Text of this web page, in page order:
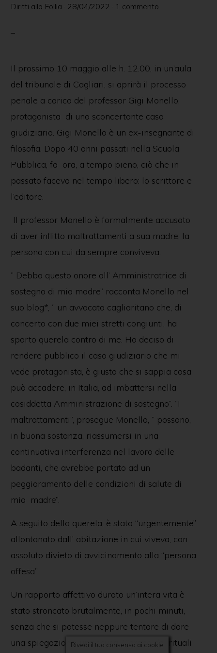
Diritti alla Follia · 28/04/2022 · 1 commento
Il prossimo 10 maggio alle h. 12.00, in un’aula
del tribunale di Cagliari, si aprirà il processo
penale a carico del professor Gigi Monello,
protagonista di uno sconcertante caso
giudiziario. Gigi Monello è un ex-insegnante di
filosofia. Dopo 40 anni passati nella Scuola
Pubblica, fa ora, a tempo pieno, ciò che in
passato faceva nel tempo libero: lo scrittore e
l’editore.
Il professor Monello è formalmente accusato
di aver inflitto maltrattamenti a sua madre, la
persona con cui da sempre conviveva.
” Debbo questo onore all’ Amministratrice di
sostegno di mia madre” racconta Monello nel
suo blog*, ” un avvocato cagliaritano che, di
concerto con due miei stretti congiunti, ha
sporto querela contro di me. Ho deciso di
rendere pubblico il caso giudiziario che mi
vede protagonista, è giusto che si sappia cosa
può accadere, in Italia, ad imbattersi nella
cosiddetta Amministrazione di sostegno”. “I
maltrattamenti”, prosegue Monello, ” possono,
in buona sostanza, riassumersi in una
continuativa interferenza nel lavoro delle
badanti, che avrebbe portato ad un
peggioramento delle condizioni di salute di
mia madre”.
A seguito della querela, è stato “urgentemente”
allontanato dall’ abitazione in cui viveva, con
assoluto divieto di avvicinamento alla “persona
offesa”.
Un rapporto affettivo durato un’intera vita è
stato stroncato brutalmente, in pochi minuti,
senza che si potesse neppure tentare di dare
una spiegazione, una scusa. C’erano dei rituali
SEGUICI SUI NOSTRI CANALI SOCIAL
Fondata il 25 luglio 2018 - dirittiallafollia@gmail.com
Copyright © 2026 * Tutti i diritti riservati
PRIVACY
COOKIE POLICY
Rivedi il tuo consenso ai cookie